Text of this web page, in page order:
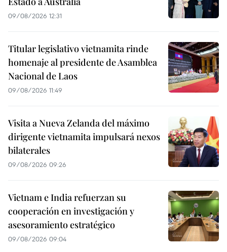
09/08/2026 12:31
Titular legislativo vietnamita rinde
homenaje al presidente de Asamblea
Nacional de Laos
09/08/2026 11:49
Visita a Nueva Zelanda del máximo
dirigente vietnamita impulsará nexos
bilaterales
09/08/2026 09:26
Vietnam e India refuerzan su
cooperación en investigación y
asesoramiento estratégico
09/08/2026 09:04